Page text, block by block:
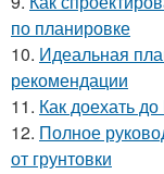
по планировке
10. Идеальная
рекомендации
11. Как доехать
12. Полное
от грунтовки